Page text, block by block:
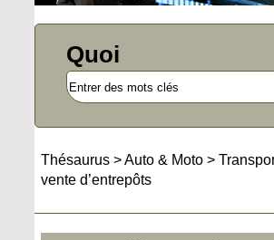
Quoi
Thésaurus >Auto & Moto >
vente d’entrepôts